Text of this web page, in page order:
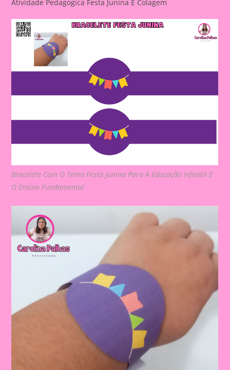
Atividade Pedagogica Festa Junina E Colagem
Bracelete Com O Tema Festa Junina Para A Educação Infantil E
O Ensino Fundamental